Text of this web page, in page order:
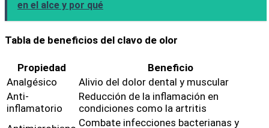
en el alce y por qué
Tabla de beneficios del clavo de olor
Propiedad
Beneficio
Analgésico
Alivio del dolor dental y muscular
Anti-
inflamatorio
Reducción de la inflamación en
condiciones como la artritis
Combate infecciones bacterianas y